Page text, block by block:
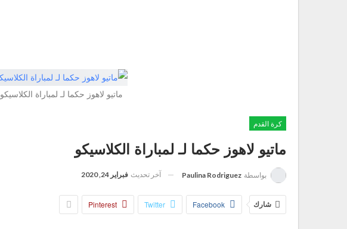
ماتيو لاهوز حكما لـ لمباراة الكلاسيكو
كرة القدم
ماتيو لاهوز حكما لـ لمباراة الكلاسيكو
بواسطة Paulina Rodriguez آخر تحديث فبراير 24, 2020
شارك Facebook
Twitter
Pinterest